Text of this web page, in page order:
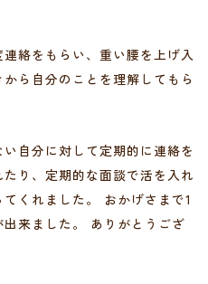
絡をもらい、重い腰を上げ入
ら自分のことを理解してもら
自分に対して定期的に連絡を
り、定期的な面談で活を入れ
くれました。 おかげさまで1
来ました。 ありがとうござ